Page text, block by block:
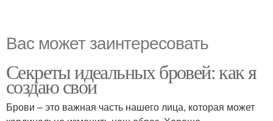
Вас может заинтересовать
Секреты идеальных бровей: как я
создаю свои
Брови – это важная часть нашего лица, которая может